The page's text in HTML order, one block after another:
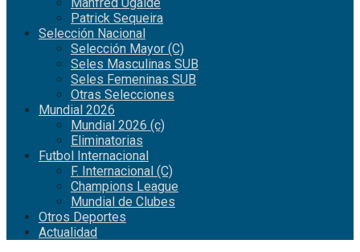
Patrick Sequeira
Selección Nacional
Selección Mayor (C)
Seles Masculinas SUB
Seles Femeninas SUB
Otras Selecciones
Mundial 2026
Mundial 2026 (c)
Eliminatorias
Futbol Internacional
F. Internacional (C)
Champions League
Mundial de Clubes
Otros Deportes
Actualidad